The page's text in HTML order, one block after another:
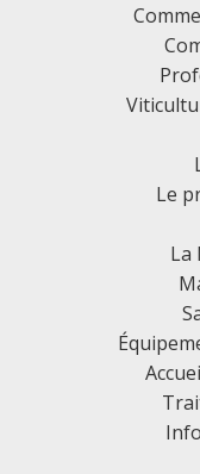
Le
La